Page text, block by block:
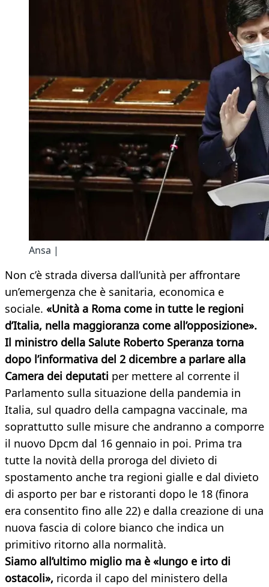
Ansa |
Non c’è strada diversa dall’unità per affrontare
un’emergenza che è sanitaria, economica e
sociale. «Unità a Roma come in tutte le regioni
d’Italia, nella maggioranza come all’opposizione».
Il ministro della Salute Roberto Speranza torna
dopo l’informativa del 2 dicembre a parlare alla
Camera dei deputati per mettere al corrente il
Parlamento sulla situazione della pandemia in
Italia, sul quadro della campagna vaccinale, ma
soprattutto sulle misure che andranno a comporre
il nuovo Dpcm dal 16 gennaio in poi. Prima tra
tutte la novità della proroga del divieto di
spostamento anche tra regioni gialle e dal divieto
di asporto per bar e ristoranti dopo le 18 (finora
era consentito fino alle 22) e dalla creazione di una
nuova fascia di colore bianco che indica un
primitivo ritorno alla normalità.
Siamo all’ultimo miglio ma è «lungo e irto di
ostacoli», ricorda il capo del ministero della